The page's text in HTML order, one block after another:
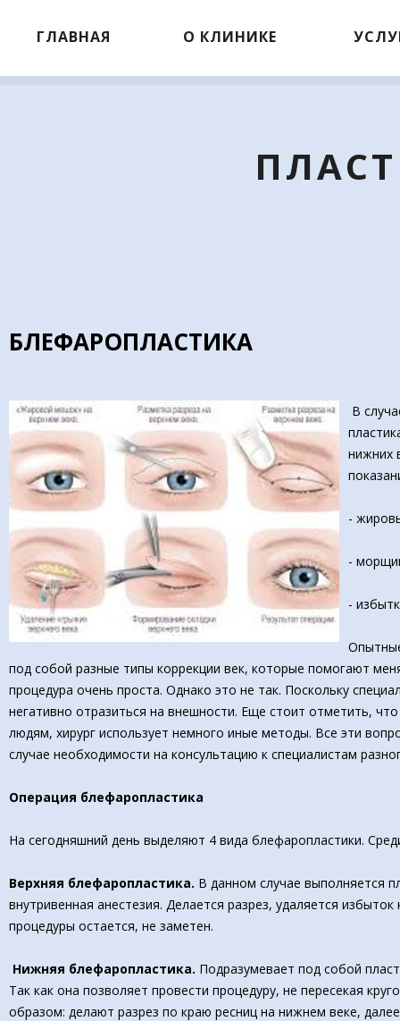
ГЛАВНАЯ О КЛИНИКЕ
БЛЕФАРОПЛАСТИКА
В
нижних
-
-
-
под собой разные типы коррекции век, которые помогают
процедура очень проста. Однако это не так. Поскольку
негативно отразиться на внешности. Еще стоит отметить,
людям, хирург использует немного иные методы. Все эти
случае необходимости на консультацию к специалистам
Операция блефаропластика
На сегодняшний день выделяют 4 вида блефаропластики.
Верхняя блефаропластика. В данном случае выполняется
внутривенная анестезия. Делается разрез, удаляется
процедуры остается, не заметен.
Нижняя блефаропластика. Подразумевает под собой
Так как она позволяет провести процедуру, не пересекая
образом: делают разрез по краю ресниц на нижнем веке,